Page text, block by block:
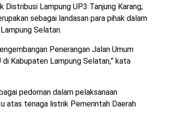
Lampung UP3 Tanjung Karang,
sebagai landasan para pihak dalam
Selatan.
Penerangan Jalan Umum
Kabupaten Lampung Selatan,” kata
pedoman dalam pelaksanaan
atas tenaga listrik Pemerintah Daerah